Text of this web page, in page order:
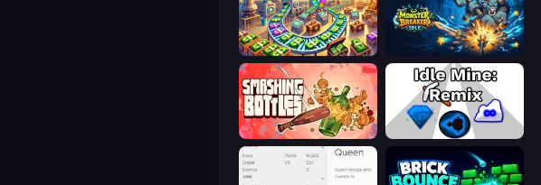
Money Factory: Tycoon Idle Game Monster Breaker Idle
Smashing Bottles Idle Mine: Remix